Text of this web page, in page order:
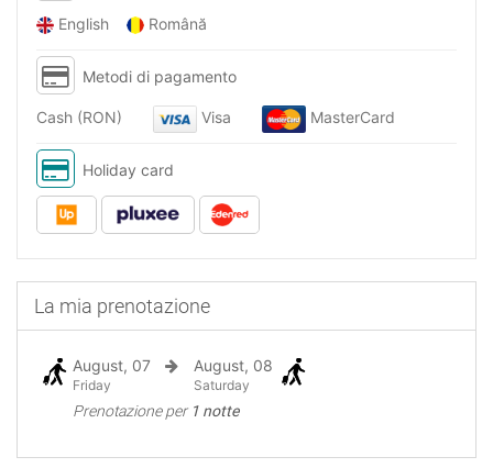
English Română
Metodi di pagamento
Cash (RON) Visa MasterCard
Holiday card
La mia prenotazione
August, 07
Friday
August, 08
Saturday
Prenotazione per 1 notte